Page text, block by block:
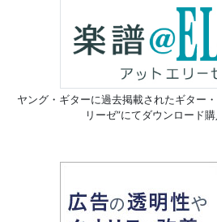
ヤング・ギターに過去掲載されたギター・
リーゼ”にてダウンロード